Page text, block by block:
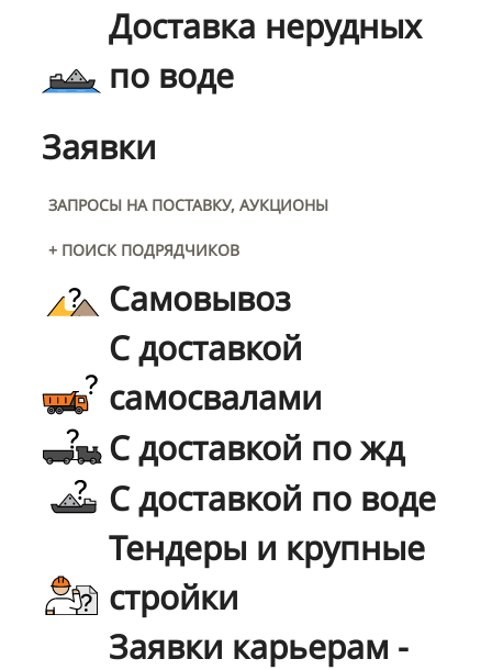
Доставка нерудных
по воде
Заявки
ЗАПРОСЫ НА ПОСТАВКУ, АУКЦИОНЫ
+ ПОИСК ПОДРЯДЧИКОВ
Самовывоз
С доставкой
самосвалами
С доставкой по жд
С доставкой по воде
Тендеры и крупные
стройки
Заявки карьерам -